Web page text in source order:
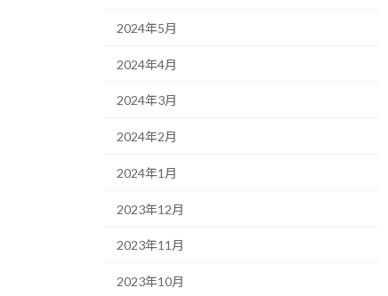
2024年5月
2024年4月
2024年3月
2024年2月
2024年1月
2023年12月
2023年11月
2023年10月